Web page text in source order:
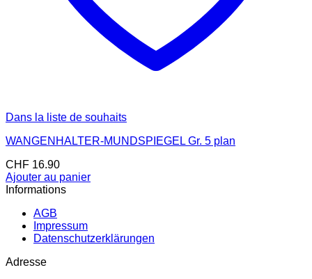
Dans la liste de souhaits
WANGENHALTER-MUNDSPIEGEL Gr. 5 plan
CHF 16.90
Ajouter au panier
Informations
AGB
Impressum
Datenschutzerklärungen
Adresse